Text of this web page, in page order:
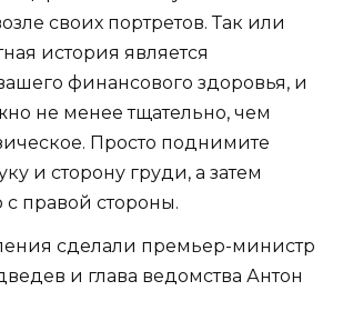
своих портретов. Так или
история является
финансового здоровья, и
не менее тщательно, чем
Просто поднимите
и сторону груди, а затем
с правой стороны.
сделали премьер-министр
и глава ведомства Антон